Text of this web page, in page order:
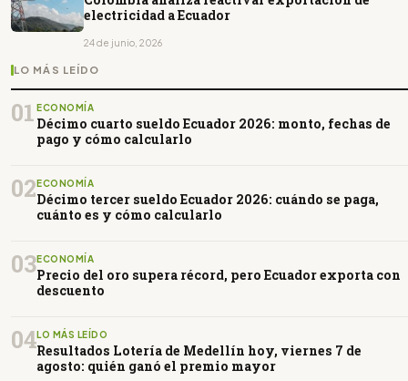
electricidad a Ecuador
24 de junio, 2026
LO MÁS LEÍDO
01 ECONOMÍA
Décimo cuarto sueldo Ecuador 2026: monto, fechas de
pago y cómo calcularlo
02 ECONOMÍA
Décimo tercer sueldo Ecuador 2026: cuándo se paga,
cuánto es y cómo calcularlo
03ECONOMÍA
Precio del oro supera récord, pero Ecuador exporta con
descuento
04LO MÁS LEÍDO
Resultados Lotería de Medellín hoy, viernes 7 de
agosto: quién ganó el premio mayor